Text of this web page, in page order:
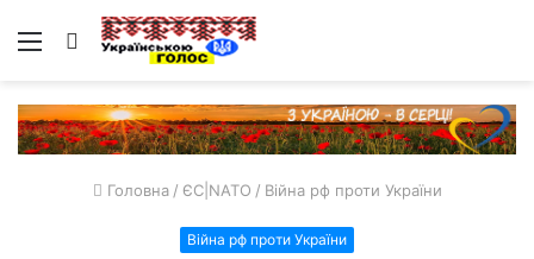
Меню Пошук
Головна / ЄС|NATO / Війна рф проти України
Війна рф проти України